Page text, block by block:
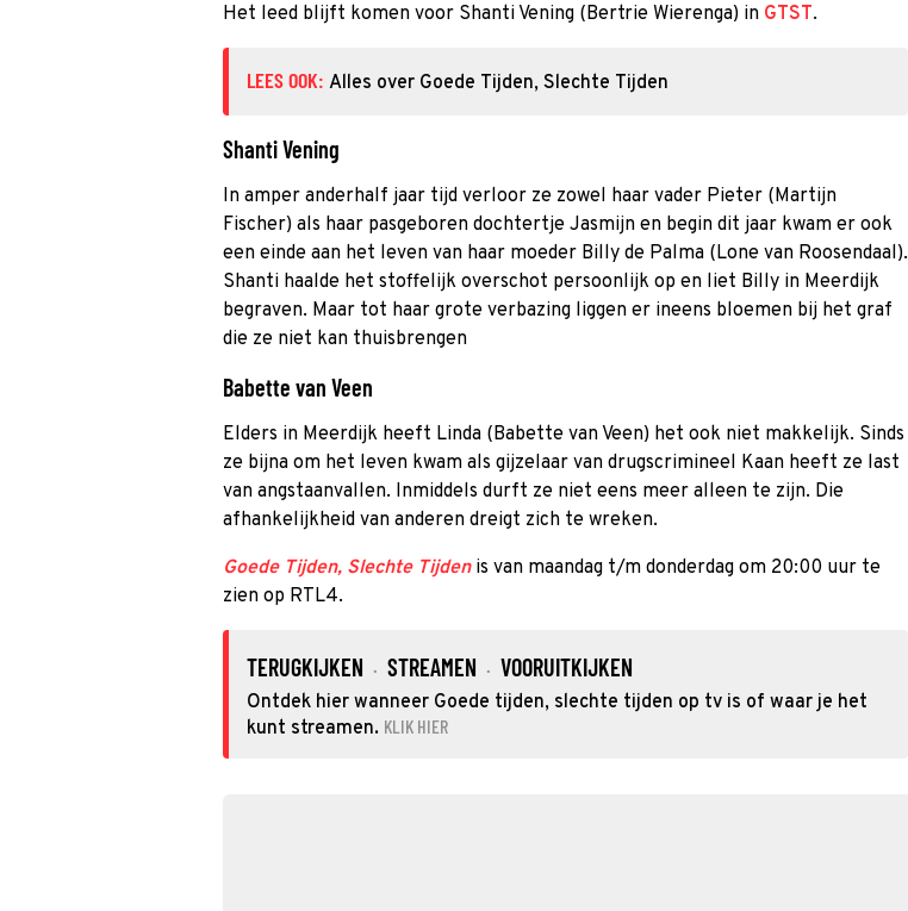
Het leed blijft komen voor Shanti Vening (Bertrie Wierenga) in GTST.
LEES OOK: Alles over Goede Tijden, Slechte Tijden
Shanti Vening
In amper anderhalf jaar tijd verloor ze zowel haar vader Pieter (Martijn
Fischer) als haar pasgeboren dochtertje Jasmijn en begin dit jaar kwam er ook
een einde aan het leven van haar moeder Billy de Palma (Lone van Roosendaal).
Shanti haalde het stoffelijk overschot persoonlijk op en liet Billy in Meerdijk
begraven. Maar tot haar grote verbazing liggen er ineens bloemen bij het graf
die ze niet kan thuisbrengen
Babette van Veen
Elders in Meerdijk heeft Linda (Babette van Veen) het ook niet makkelijk. Sinds
ze bijna om het leven kwam als gijzelaar van drugscrimineel Kaan heeft ze last
van angstaanvallen. Inmiddels durft ze niet eens meer alleen te zijn. Die
afhankelijkheid van anderen dreigt zich te wreken.
Goede Tijden, Slechte Tijdenis van maandag t/m donderdag om 20:00 uur te
zien op RTL4.
TERUGKIJKEN · STREAMEN · VOORUITKIJKEN
Ontdek hier wanneer Goede tijden, slechte tijden op tv is of waar je het
kunt streamen. KLIK HIER